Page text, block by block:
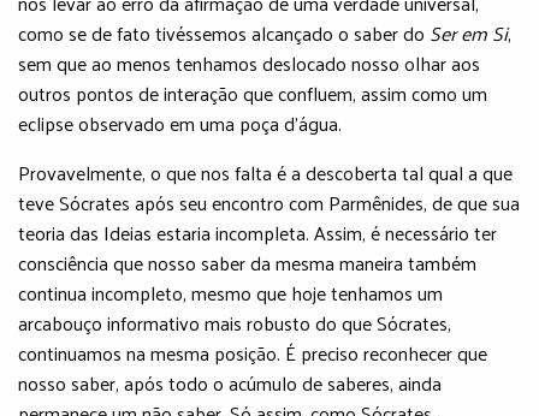
como se de fato tivéssemos alcançado o saber do Ser em Si,
sem que ao menos tenhamos deslocado nosso olhar aos
outros pontos de interação que confluem, assim como um
eclipse observado em uma poça d’água.
Provavelmente, o que nos falta é a descoberta tal qual a que
teve Sócrates após seu encontro com Parmênides, de que sua
teoria das Ideias estaria incompleta. Assim, é necessário ter
consciência que nosso saber da mesma maneira também
continua incompleto, mesmo que hoje tenhamos um
arcabouço informativo mais robusto do que Sócrates,
continuamos na mesma posição. É preciso reconhecer que
nosso saber, após todo o acúmulo de saberes, ainda